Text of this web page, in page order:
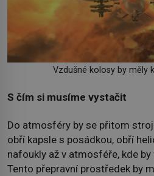
Vzdušné kolosy by měly
S čím si musíme vystačit
Do atmosféry by se přitom
obří kapsle s posádkou, obří
nafoukly až v atmosféře, kde
Tento přepravní prostředek by